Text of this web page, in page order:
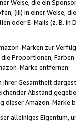
Weise, die ein
(iii) in einer Weise,
oder E-Mails (z. B. in
Marken zur
Proportionen,
Marke entfernen.
ihrer Gesamtheit
Abstand
dieser Amazon-Marke
alleiniges